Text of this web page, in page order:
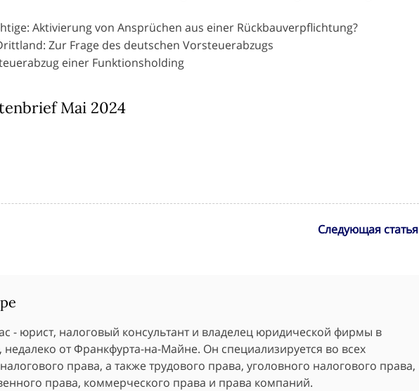
Aktivierung von Ansprüchen aus einer Rückbauverpflichtung?
Zur Frage des deutschen Vorsteuerabzugs
einer Funktionsholding
Mai 2024
Следующая статья
- юрист, налоговый консультант и владелец юридической фирмы в
от Франкфурта-на-Майне. Он специализируется во всех
права, а также трудового права, уголовного налогового права,
права, коммерческого права и права компаний.